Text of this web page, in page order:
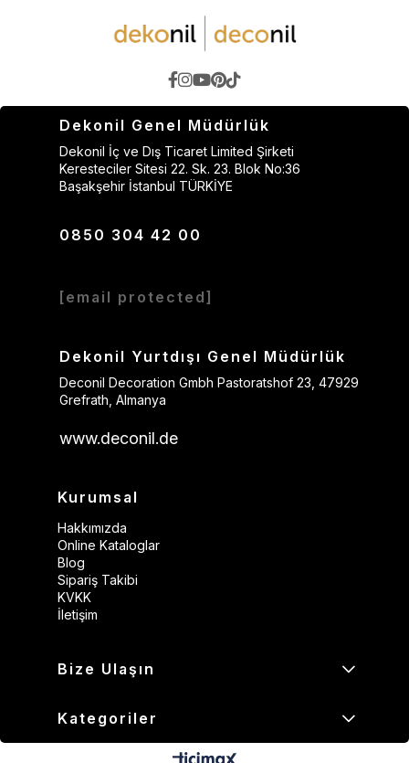
Dekonil Genel Müdürlük
Dekonil İç ve Dış Ticaret Limited Şirketi
Keresteciler Sitesi 22. Sk. 23. Blok No:36
Başakşehir İstanbul TÜRKİYE
0850 304 42 00
[email protected]
Dekonil Yurtdışı Genel Müdürlük
Deconil Decoration Gmbh Pastoratshof 23, 47929
Grefrath, Almanya
www.deconil.de
Kurumsal
Hakkımızda
Online Kataloglar
Blog
Sipariş Takibi
KVKK
İletişim
Bize Ulaşın
Kategoriler